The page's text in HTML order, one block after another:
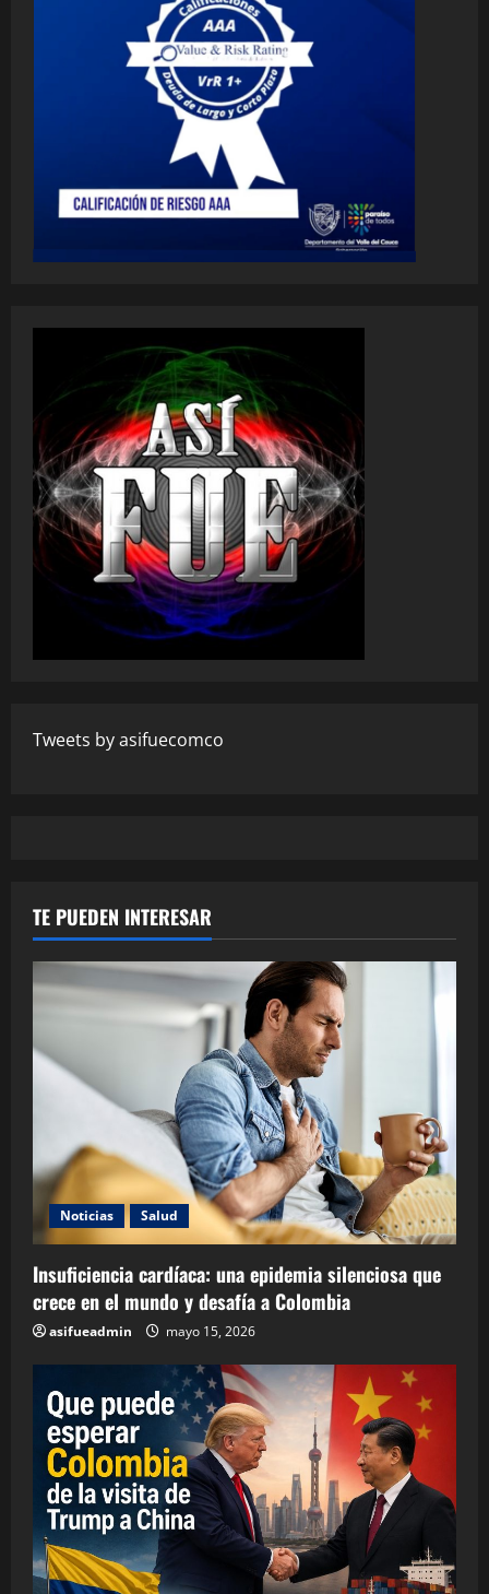
Tweets by asifuecomco
TE PUEDEN INTERESAR
Noticias Salud
Insuficiencia cardíaca: una epidemia silenciosa que
crece en el mundo y desafía a Colombia
asifueadmin mayo 15, 2026